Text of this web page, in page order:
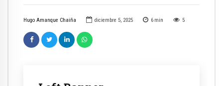
Hugo Amanque Chaiña diciembre 5, 2025 6 min 5